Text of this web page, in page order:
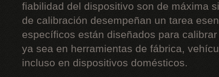
fiabilidad del dispositivo son de máxima
de calibración desempeñan un tarea
específicos están diseñados para
ya sea en herramientas de fábrica,
incluso en dispositivos domésticos.